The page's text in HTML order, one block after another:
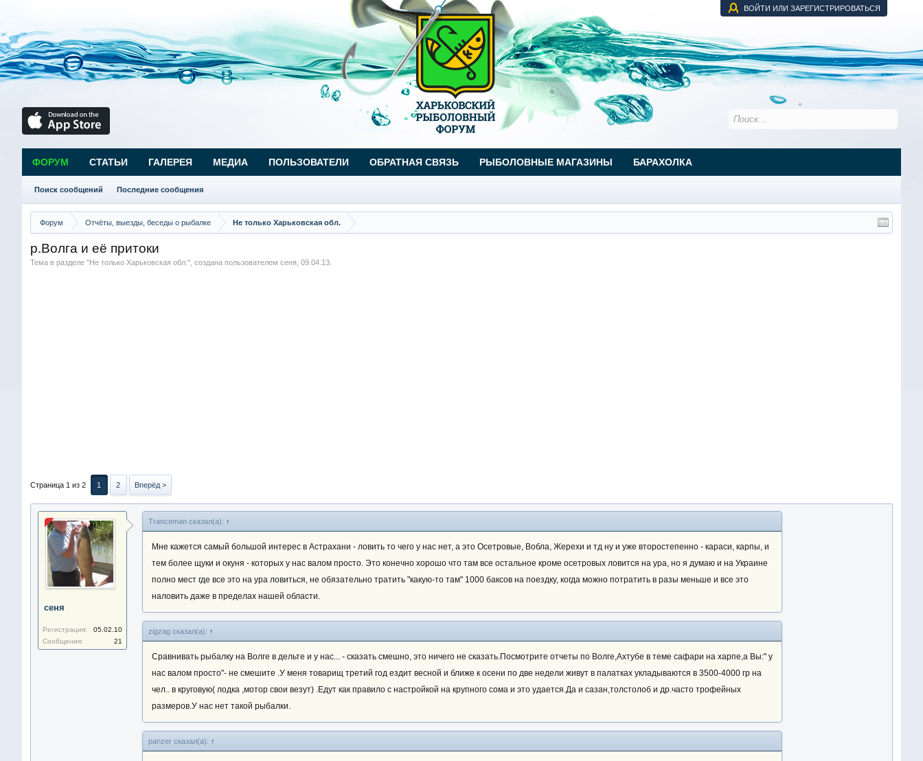
ВОЙТИ ИЛИ ЗАРЕГИСТРИРОВАТЬСЯ
Форум Отчёты, выезды, беседы о рыбалке Не только Харьковская обл.
р.Волга и её притоки
Тема в разделе "Не только Харьковская обл. ", создана пользователем сеня 09.04.13.
Страница 1 из 2 1 2 Вперёд >
сеня
Регистрация:
05.02.10
Сообщения:
21
Tranceman сказал(а): ↑
Мне кажется самый большой интерес в Астрахани - ловить то чего у нас нет, а это Осетровые, Вобла, Жерехи и тд ну и уже второстепенно - караси, карпы, и
тем более щуки и окуня - которых у нас валом просто. Это конечно хорошо что там все остальное кроме осетровых ловится на ура, но я думаю и на Украине
полно мест где все это на ура ловиться, не обязательно тратить "какую-то там" 1000 баксов на поездку, когда можно потратить в разы меньше и все это
наловить даже в пределах нашей области.
zigzag сказал(а): ↑
Сравнивать рыбалку на Волге в дельте и у нас... - сказать смешно, это ничего не сказать.Посмотрите отчеты по Волге,Ахтубе в теме сафари на харпе,а Вы:" у
нас валом просто"- не смешите .У меня товарищ третий год ездит весной и ближе к осени по две недели живут в палатках укладываются в 3500-4000 гр на
чел.. в круговую( лодка ,мотор свои везут) .Едут как правило с настройкой на крупного сома и это удается.Да и сазан,толстолоб и др.часто трофейных
размеров.У нас нет такой рыбалки.
panzer сказал(а): ↑
ФОРУМ
Поиск сообщений Последние сообщения
СТАТЬИ ГАЛЕРЕЯ МЕДИА ПОЛЬЗОВАТЕЛИ ОБРАТНАЯ СВЯЗЬ РЫБОЛОВНЫЕ МАГАЗИНЫ БАРАХОЛКА